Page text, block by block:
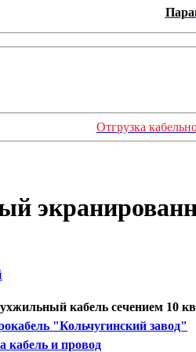
Отгрузка
кабель сечением 10
"Кольчугинский завод"
кабель и провод